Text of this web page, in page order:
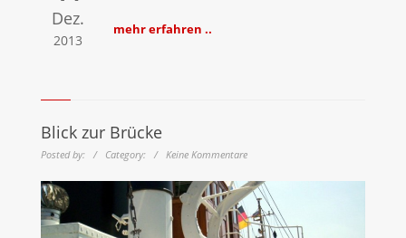
Dez.
2013
mehr erfahren ..
Blick zur Brücke
Posted by: / Category: / Keine Kommentare